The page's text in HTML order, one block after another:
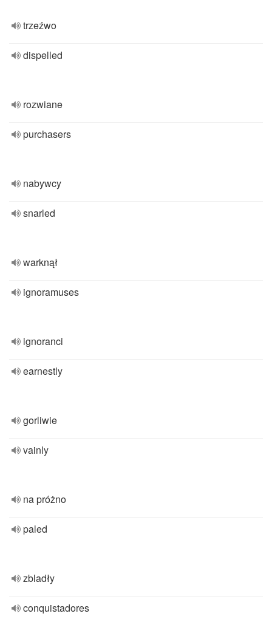
trzeźwo
dispelled
rozwiane
purchasers
nabywcy
snarled
warknął
ignoramuses
ignoranci
earnestly
gorliwie
vainly
na próżno
paled
zbladły
conquistadores